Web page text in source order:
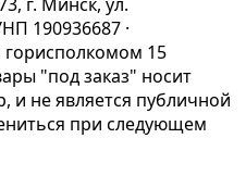
190936687 ·
15
"под заказ" носит
не является публичной
при следующем